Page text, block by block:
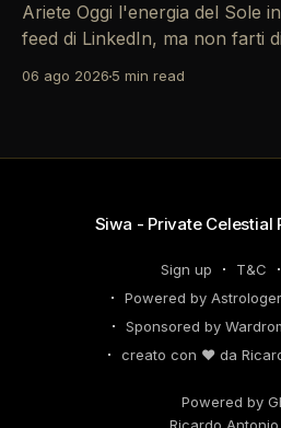
Ariete Oggi l'energia del Sole in Leone illumina il tuo
feed di LinkedIn, ma non farti
tuoi desideri professionali!
06 ago 2026 5 min read
Siwa - Private Celestial
Sign up T&C
Powered by
Sponsored by
creato con ❤️ da
Powered by